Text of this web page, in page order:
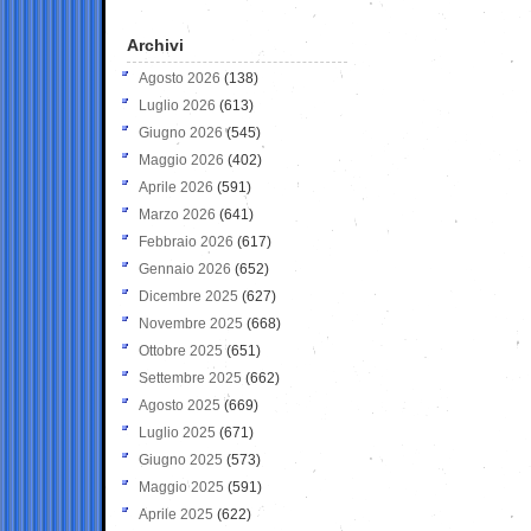
Archivi
Agosto 2026 (138)
Luglio 2026 (613)
Giugno 2026 (545)
Maggio 2026 (402)
Aprile 2026 (591)
Marzo 2026 (641)
Febbraio 2026 (617)
Gennaio 2026 (652)
Dicembre 2025 (627)
Novembre 2025 (668)
Ottobre 2025 (651)
Settembre 2025 (662)
Agosto 2025 (669)
Luglio 2025 (671)
Giugno 2025 (573)
Maggio 2025 (591)
Aprile 2025 (622)